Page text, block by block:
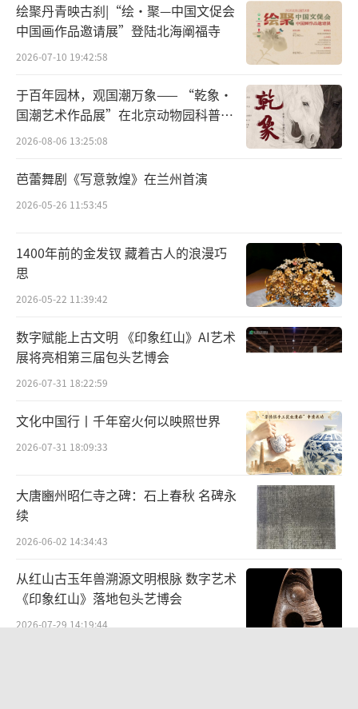
时。“第一名”流量太大，后几名只好被迫低
调，平素展览中难得一见。实际上，诸窑场皆
积淀深厚，各有所长。如核心窑场湖南湘阴的
岳州窑，很有可能就是前文（《北京青年报》6
月25日B8版）提到的南北朝时期青瓷莲花尊的
生产地点。
在唐代，岳州窑（湘阴窑）与长沙窑（铜
官窑或石渚窑）的生产地点连成一片，人大李
梅田教授经比较两地产品，认为二者可纳入统
一的“岳州窑”系统。而长沙窑的彩绘青瓷别
出机杼，比越窑瓷器更早称霸世界陶瓷市场。
洪州窑是最早使用匣钵进行生产的窑场，而匣
钵的使用对于瓷器釉面品质和成品率的提升意
义重大。寿州窑以釉色泛黄著称，虽不入陆羽
的眼，但彼时已形成了自身特色，只不过消费
品位的培养尚待时日。
陆羽为解释邢越排名大费笔墨，或许正是
因为北方白瓷风头正健。陆羽将“类银似
雪”的邢瓷排于“冰清玉洁”的越瓷之后，可
能既有吐槽，也蕴含着价值观的表达。《礼
焉，温润而泽，仁也”。玉在人们心中有着特
殊的意义，是君子品德的象征。越瓷既然能显
露出玉的品质，那当然比庸俗的“银”高明一
绘聚丹青映古刹|“绘·聚—中国文促会
中国画作品邀请展”登陆北海阐福寺
2026-07-10 19:42:58
于百年园林，观国潮万象—— “乾象·
国潮艺术作品展”在北京动物园科普馆
机动展厅开展
2026-08-06 13:25:08
芭蕾舞剧《写意敦煌》在兰州首演
2026-05-26 11:53:45
1400年前的金发钗 藏着古人的浪漫巧
思
2026-05-22 11:39:42
数字赋能上古文明 《印象红山》AI艺术
展将亮相第三届包头艺博会
2026-07-31 18:22:59
文化中国行丨千年窑火何以映照世界
2026-07-31 18:09:33
大唐豳州昭仁寺之碑：石上春秋 名碑永
续
2026-06-02 14:34:43
从红山古玉年兽溯源文明根脉 数字艺术
《印象红山》落地包头艺博会
2026-07-29 14:19:44